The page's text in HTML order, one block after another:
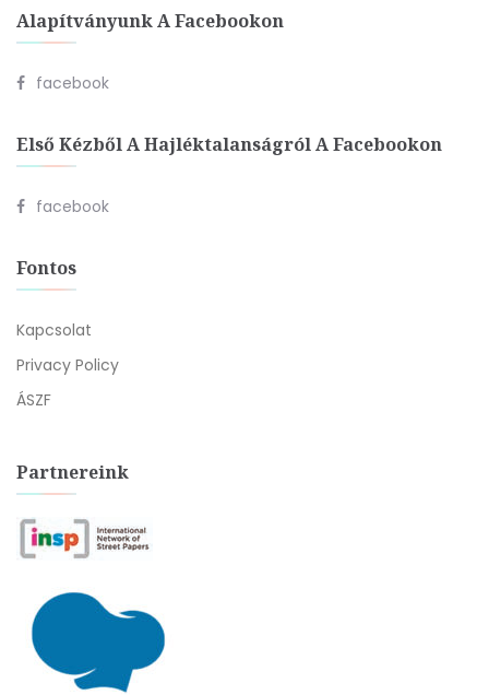
Alapítványunk A Facebookon
facebook
Első Kézből A Hajléktalanságról A Facebookon
facebook
Fontos
Kapcsolat
Privacy Policy
ÁSZF
Partnereink